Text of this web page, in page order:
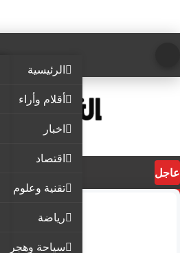
الرئيسية
أقلام وأراء
اخبار
اقتصاد
تقنية وعلوم
رياضة
سياحة وهجرة
عاجل